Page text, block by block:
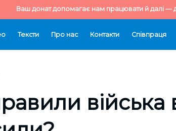
Ваш донат допомагає нам працювати й далі —
Тексти Про нас Контакти Cпівпраця
війська